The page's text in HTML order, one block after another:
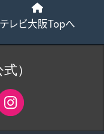
テレビ大阪Topへ
）